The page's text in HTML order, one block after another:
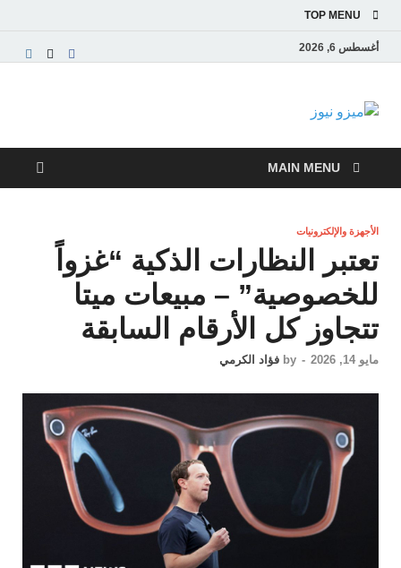
TOP MENU
أغسطس 6, 2026
ميزو نيوز
والاقتصادية
MAIN MENU
الأجهزة والإلكترونيات
تعتبر النظارات الذكية “غزواً
للخصوصية” – مبيعات ميتا
تتجاوز كل الأرقام السابقة
مايو 14, 2026 -
by فؤاد الكرمي